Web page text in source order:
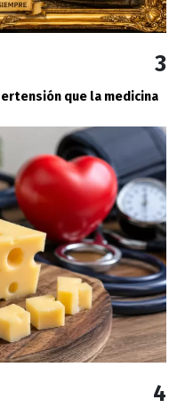
3
que la medicina
4